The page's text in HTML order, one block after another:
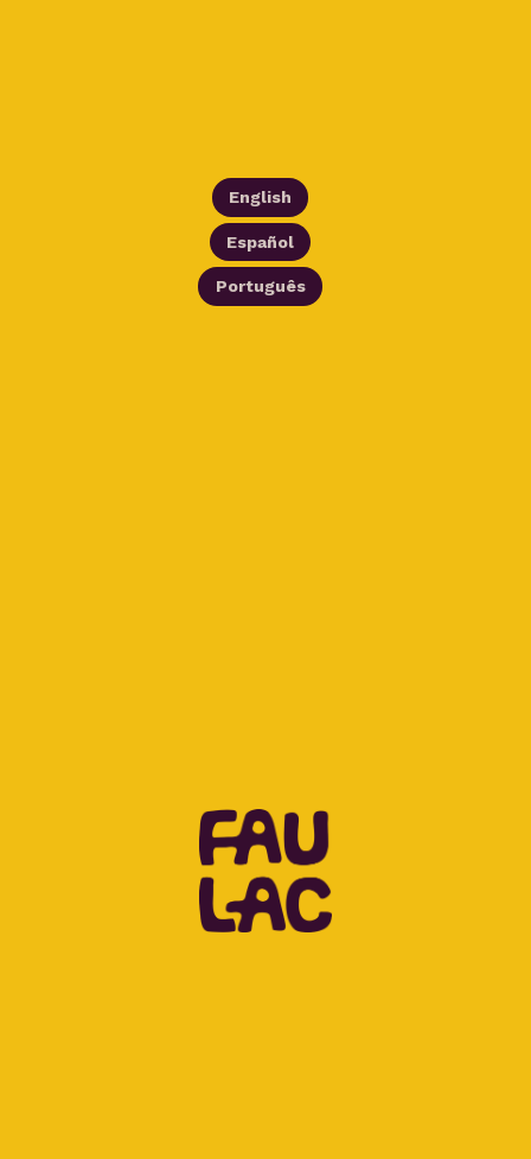
English
Español
Português